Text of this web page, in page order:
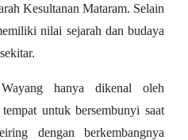
Kesultanan Mataram. Selain
nilai sejarah dan budaya
hanya dikenal oleh
untuk bersembunyi saat
dengan berkembangnya